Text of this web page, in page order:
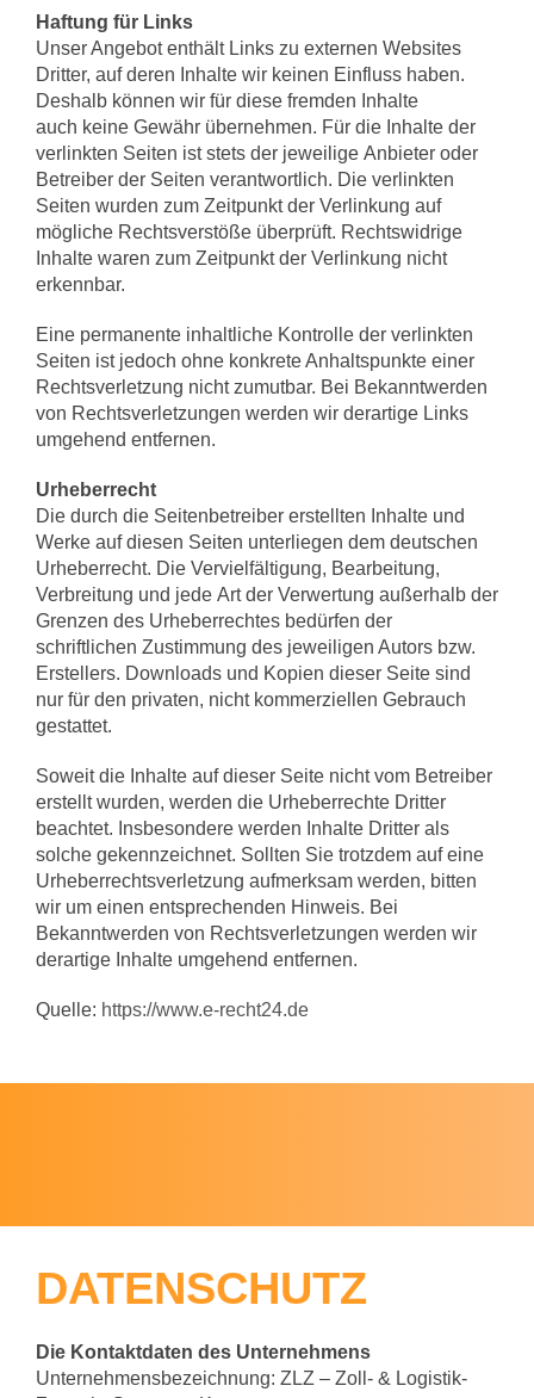
Haftung für Links
Unser Angebot enthält Links zu externen Websites
Dritter, auf deren Inhalte wir keinen Einfluss haben.
Deshalb können wir für diese fremden Inhalte
auch keine Gewähr übernehmen. Für die Inhalte der
verlinkten Seiten ist stets der jeweilige Anbieter oder
Betreiber der Seiten verantwortlich. Die verlinkten
Seiten wurden zum Zeitpunkt der Verlinkung auf
mögliche Rechtsverstöße überprüft. Rechtswidrige
Inhalte waren zum Zeitpunkt der Verlinkung nicht
erkennbar.
Eine permanente inhaltliche Kontrolle der verlinkten
Seiten ist jedoch ohne konkrete Anhaltspunkte einer
Rechtsverletzung nicht zumutbar. Bei Bekanntwerden
von Rechtsverletzungen werden wir derartige Links
umgehend entfernen.
Urheberrecht
Die durch die Seitenbetreiber erstellten Inhalte und
Werke auf diesen Seiten unterliegen dem deutschen
Urheberrecht. Die Vervielfältigung, Bearbeitung,
Verbreitung und jede Art der Verwertung außerhalb der
Grenzen des Urheberrechtes bedürfen der
schriftlichen Zustimmung des jeweiligen Autors bzw.
Erstellers. Downloads und Kopien dieser Seite sind
nur für den privaten, nicht kommerziellen Gebrauch
gestattet.
Soweit die Inhalte auf dieser Seite nicht vom Betreiber
erstellt wurden, werden die Urheberrechte Dritter
beachtet. Insbesondere werden Inhalte Dritter als
solche gekennzeichnet. Sollten Sie trotzdem auf eine
Urheberrechtsverletzung aufmerksam werden, bitten
wir um einen entsprechenden Hinweis. Bei
Bekanntwerden von Rechtsverletzungen werden wir
derartige Inhalte umgehend entfernen.
Quelle: https://www.e-recht24.de
DATENSCHUTZ
Die Kontaktdaten des Unternehmens
Unternehmensbezeichnung: ZLZ – Zoll- & Logistik-